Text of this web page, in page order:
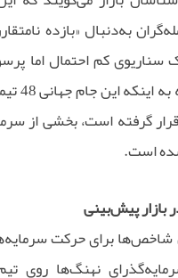
به‌دنبال «بازده
سناریوی کم احتمال اما
گرفته است، بخشی از
است.
بازار پیش‌بینی
شاخص‌ها برای حرکت
نهنگ‌ها روی